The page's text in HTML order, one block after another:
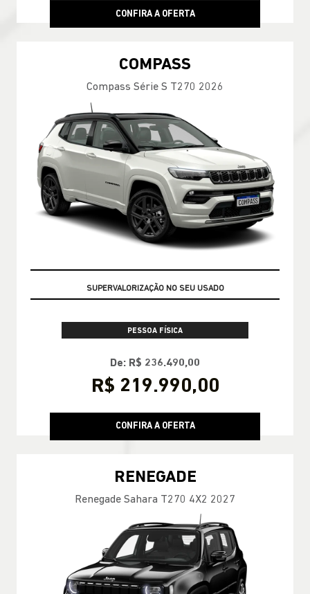
CONFIRA A OFERTA
COMPASS
Compass Série S T270 2026
GARANTIA 05 ANOS JEEP
PESSOA FÍSICA
De: R$ 236.490,00
R$ 219.990,00
CONFIRA A OFERTA
RENEGADE
Renegade Sahara T270 4X2 2027